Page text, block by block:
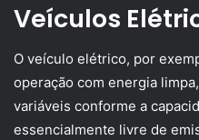
Veículos
O veículo elétrico, por
operação com energia
variáveis conforme a
essencialmente livre de